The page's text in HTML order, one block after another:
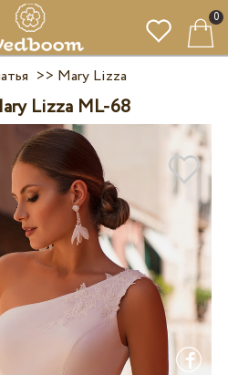
0
>> Mary Lizza
Lizza ML-68